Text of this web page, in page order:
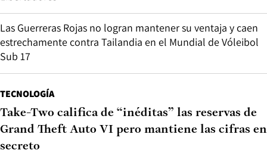
Las Guerreras Rojas no logran mantener su ventaja y caen
estrechamente contra Tailandia en el Mundial de Vóleibol
Sub 17
TECNOLOGÍA
Take-Two califica de “inéditas” las reservas de
Grand Theft Auto VI pero mantiene las cifras en
secreto